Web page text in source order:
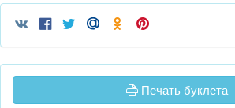
Печать буклета